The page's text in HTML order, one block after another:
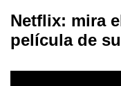
Netflix: mira
película de